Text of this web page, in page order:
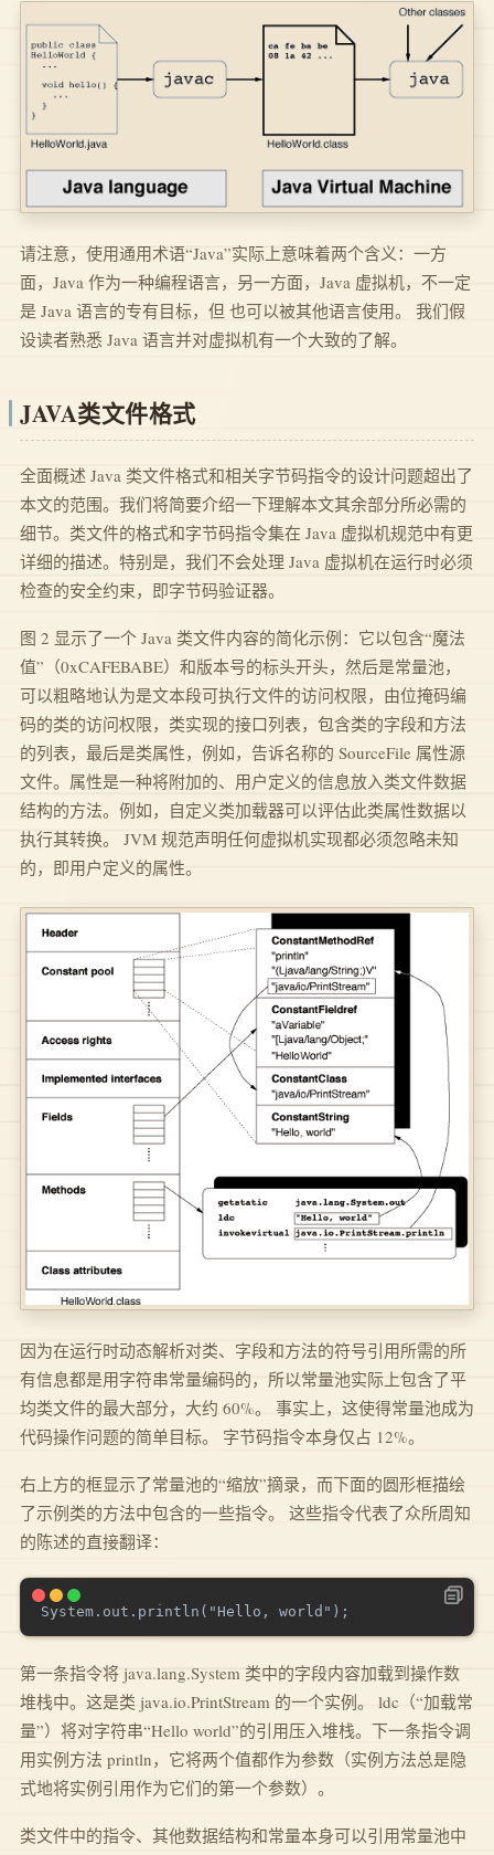
请注意，使用通用术语“Java”实际上意味着两个含义：一方
面，Java 作为一种编程语言，另一方面，Java 虚拟机，不一定
是 Java 语言的专有目标，但 也可以被其他语言使用。 我们假
设读者熟悉 Java 语言并对虚拟机有一个大致的了解。
JAVA类文件格式
全面概述 Java 类文件格式和相关字节码指令的设计问题超出了
本文的范围。我们将简要介绍一下理解本文其余部分所必需的
细节。类文件的格式和字节码指令集在 Java 虚拟机规范中有更
详细的描述。特别是，我们不会处理 Java 虚拟机在运行时必须
检查的安全约束，即字节码验证器。
图 2 显示了一个 Java 类文件内容的简化示例：它以包含“魔法
值”（0xCAFEBABE）和版本号的标头开头，然后是常量池，
可以粗略地认为是文本段可执行文件的访问权限，由位掩码编
码的类的访问权限，类实现的接口列表，包含类的字段和方法
的列表，最后是类属性，例如，告诉名称的 SourceFile 属性源
文件。属性是一种将附加的、用户定义的信息放入类文件数据
结构的方法。例如，自定义类加载器可以评估此类属性数据以
执行其转换。 JVM 规范声明任何虚拟机实现都必须忽略未知
的，即用户定义的属性。
因为在运行时动态解析对类、字段和方法的符号引用所需的所
有信息都是用字符串常量编码的，所以常量池实际上包含了平
均类文件的最大部分，大约 60%。 事实上，这使得常量池成为
代码操作问题的简单目标。 字节码指令本身仅占 12%。
右上方的框显示了常量池的“缩放”摘录，而下面的圆形框描绘
了示例类的方法中包含的一些指令。 这些指令代表了众所周知
的陈述的直接翻译：
第一条指令将 java.lang.System 类中的字段内容加载到操作数
堆栈中。这是类 java.io.PrintStream 的一个实例。 ldc（“加载常
量”）将对字符串“Hello world”的引用压入堆栈。下一条指令调
用实例方法 println，它将两个值都作为参数（实例方法总是隐
式地将实例引用作为它们的第一个参数）。
类文件中的指令、其他数据结构和常量本身可以引用常量池中